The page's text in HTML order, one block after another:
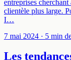
entreprises
clientèle plus large.
I…
7 mai 2024 · 5 min
Les